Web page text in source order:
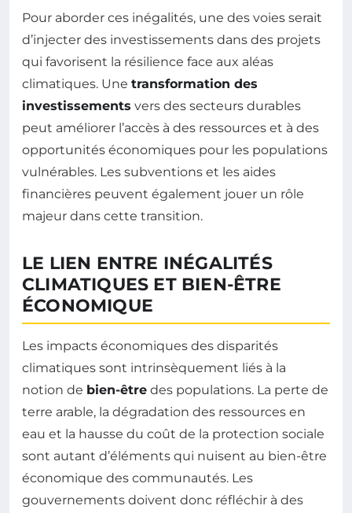
Pour aborder ces inégalités, une des voies serait
d’injecter des investissements dans des projets
qui favorisent la résilience face aux aléas
climatiques. Une transformation des
investissements vers des secteurs durables
peut améliorer l’accès à des ressources et à des
opportunités économiques pour les populations
vulnérables. Les subventions et les aides
financières peuvent également jouer un rôle
majeur dans cette transition.
LE LIEN ENTRE INÉGALITÉS
CLIMATIQUES ET BIEN-ÊTRE
ÉCONOMIQUE
Les impacts économiques des disparités
climatiques sont intrinsèquement liés à la
notion de bien-être des populations. La perte de
terre arable, la dégradation des ressources en
eau et la hausse du coût de la protection sociale
sont autant d’éléments qui nuisent au bien-être
économique des communautés. Les
gouvernements doivent donc réfléchir à des